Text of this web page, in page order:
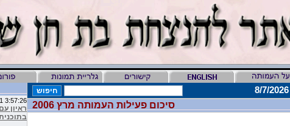
3:57:26 AM 5/7/2011
ראיון
סיכום פעילות העמותה מרץ 2006